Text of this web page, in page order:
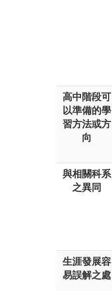
高中階段可
以準備的學
習方法或方
向
與相關科系
之異同
生涯發展容
易誤解之處